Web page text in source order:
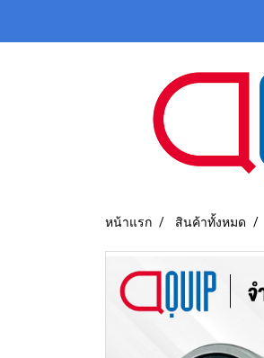
หน้าแรก สินค้าทั้งหมด